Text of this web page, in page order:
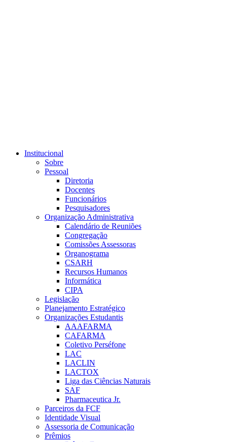
Institucional
Sobre
Pessoal
Diretoria
Docentes
Funcionários
Pesquisadores
Organização Administrativa
Calendário de Reuniões
Congregação
Comissões Assessoras
Organograma
CSARH
Recursos Humanos
Informática
CIPA
Legislação
Planejamento Estratégico
Organizações Estudantis
AAAFARMA
CAFARMA
Coletivo Perséfone
LAC
LACLIN
LACTOX
Liga das Ciências Naturais
SAF
Pharmaceutica Jr.
Parceiros da FCF
Identidade Visual
Assessoria de Comunicação
Prêmios